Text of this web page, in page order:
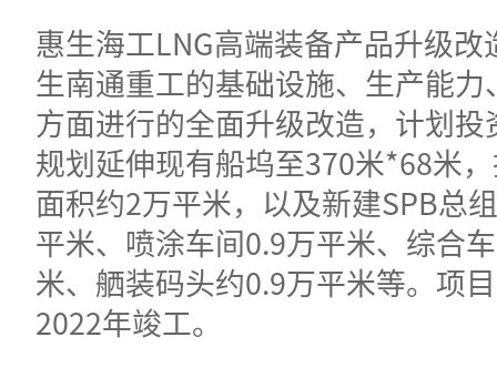
惠生海工LNG高端装备产品升级
生南通重工的基础设施、生产能
方面进行的全面升级改造，计划投
规划延伸现有船坞至370米*68米
面积约2万平米，以及新建SPB总
平米、喷涂车间0.9万平米、综合
米、舾装码头约0.9万平米等。项
2022年竣工。